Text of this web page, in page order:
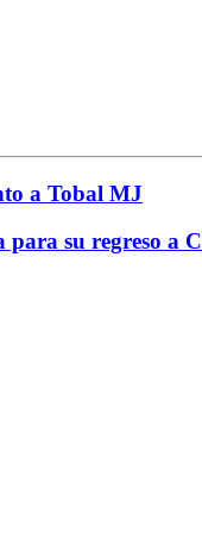
a Tobal MJ
para su regreso a